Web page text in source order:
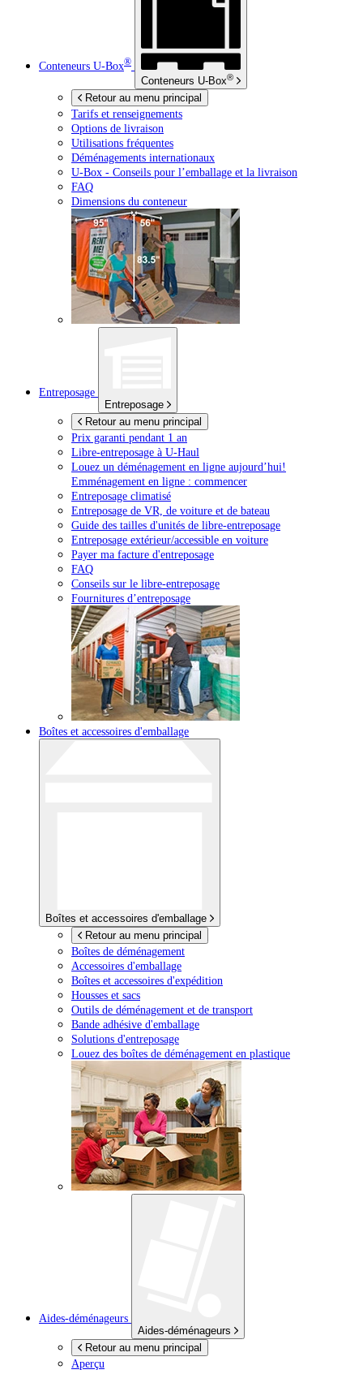
Conteneurs U-Box®
Conteneurs U-Box®
Retour au menu principal
Tarifs et renseignements
Options de livraison
Utilisations fréquentes
Déménagements internationaux
U-Box - Conseils pour l’emballage et la livraison
FAQ
Dimensions du conteneur
Entreposage
Entreposage
Retour au menu principal
Prix garanti pendant 1 an
Libre-entreposage à U-Haul
Louez un déménagement en ligne aujourd’hui!
Emménagement en ligne : commencer
Entreposage climatisé
Entreposage de VR, de voiture et de bateau
Guide des tailles d'unités de libre-entreposage
Entreposage extérieur/accessible en voiture
Payer ma facture d'entreposage
FAQ
Conseils sur le libre-entreposage
Fournitures d’entreposage
Boîtes et accessoires d'emballage
Boîtes et accessoires d'emballage
Retour au menu principal
Boîtes de déménagement
Accessoires d'emballage
Boîtes et accessoires d'expédition
Housses et sacs
Outils de déménagement et de transport
Bande adhésive d'emballage
Solutions d'entreposage
Louez des boîtes de déménagement en plastique
Aides-déménageurs
Aides-déménageurs
Retour au menu principal
Aperçu